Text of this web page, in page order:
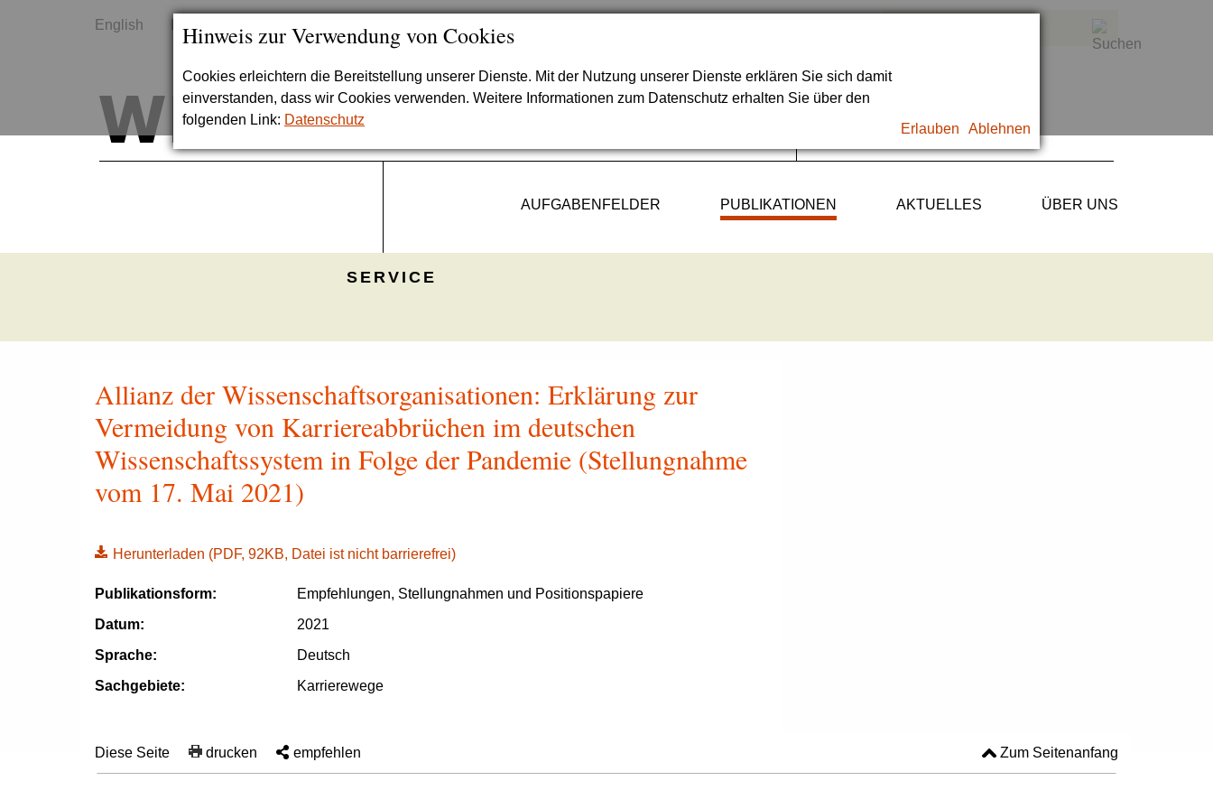
Hinweis zur Verwendung von Cookies
Cookies erleichtern die Bereitstellung unserer Dienste. Mit der Nutzung unserer Dienste erklären Sie sich damit
einverstanden, dass wir Cookies verwenden. Weitere Informationen zum Datenschutz erhalten Sie über den
folgenden Link: Datenschutz
Erlauben Ablehnen
English
AUFGABENFELDER PUBLIKATIONEN AKTUELLES ÜBER UNS
SERVICE
Allianz der Wissenschaftsorganisationen: Erklärung zur
Vermeidung von Karriereabbrüchen im deutschen
Wissenschaftssystem in Folge der Pandemie (Stellungnahme
vom 17. Mai 2021)
Herunterladen (PDF, 92KB, Datei ist nicht barrierefrei)
Publikationsform:
Empfehlungen, Stellungnahmen und Positionspapiere
Datum:
2021
Sprache:
Deutsch
Sachgebiete:
Karrierewege
Diese Seite drucken empfehlen Zum Seitenanfang